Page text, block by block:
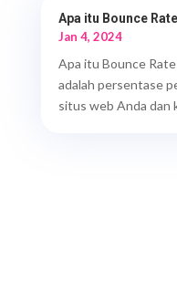
Apa itu Bounce
Jan 4, 2024
Apa itu Bounce
adalah persentase
situs web Anda dan